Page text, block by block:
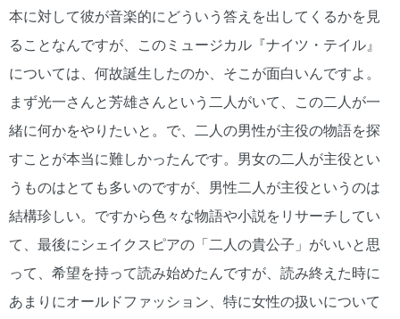
本に対して彼が音楽的にどういう答えを出してくるかを見
ることなんですが、このミュージカル『ナイツ・テイル』
については、何故誕生したのか、そこが面白いんですよ。
まず光一さんと芳雄さんという二人がいて、この二人が一
緒に何かをやりたいと。で、二人の男性が主役の物語を探
すことが本当に難しかったんです。男女の二人が主役とい
うものはとても多いのですが、男性二人が主役というのは
結構珍しい。ですから色々な物語や小説をリサーチしてい
て、最後にシェイクスピアの「二人の貴公子」がいいと思
って、希望を持って読み始めたんですが、読み終えた時に
あまりにオールドファッション、特に女性の扱いについて